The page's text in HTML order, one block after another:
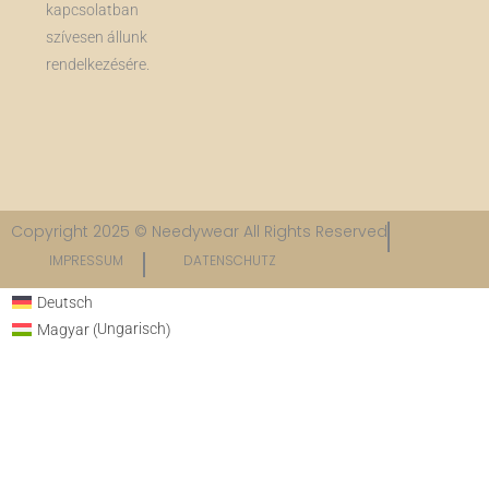
kapcsolatban
szívesen állunk
rendelkezésére.
Copyright 2025 © Needywear All Rights Reserved
IMPRESSUM DATENSCHUTZ​
Deutsch
Magyar (Ungarisch)